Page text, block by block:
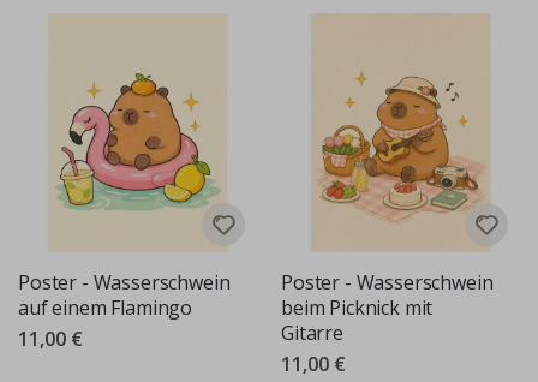
Poster - Wasserschwein
auf einem Flamingo
11,00 €
Poster - Wasserschwein
beim Picknick mit
Gitarre
11,00 €